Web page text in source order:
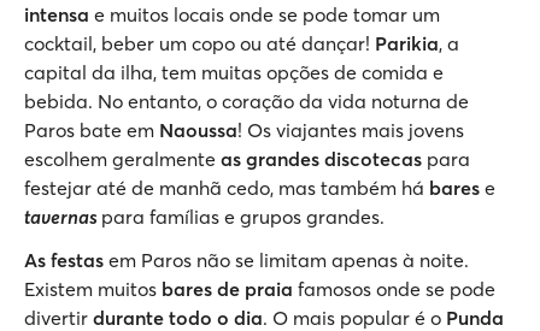
intensa e muitos locais onde se pode tomar um
cocktail, beber um copo ou até dançar! Parikia, a
capital da ilha, tem muitas opções de comida e
bebida. No entanto, o coração da vida noturna de
Paros bate em Naoussa! Os viajantes mais jovens
escolhem geralmente as grandes discotecas para
festejar até de manhã cedo, mas também há bares e
tavernas para famílias e grupos grandes.
As festas em Paros não se limitam apenas à noite.
Existem muitos bares de praia famosos onde se pode
divertir durante todo o dia. O mais popular é o Punda